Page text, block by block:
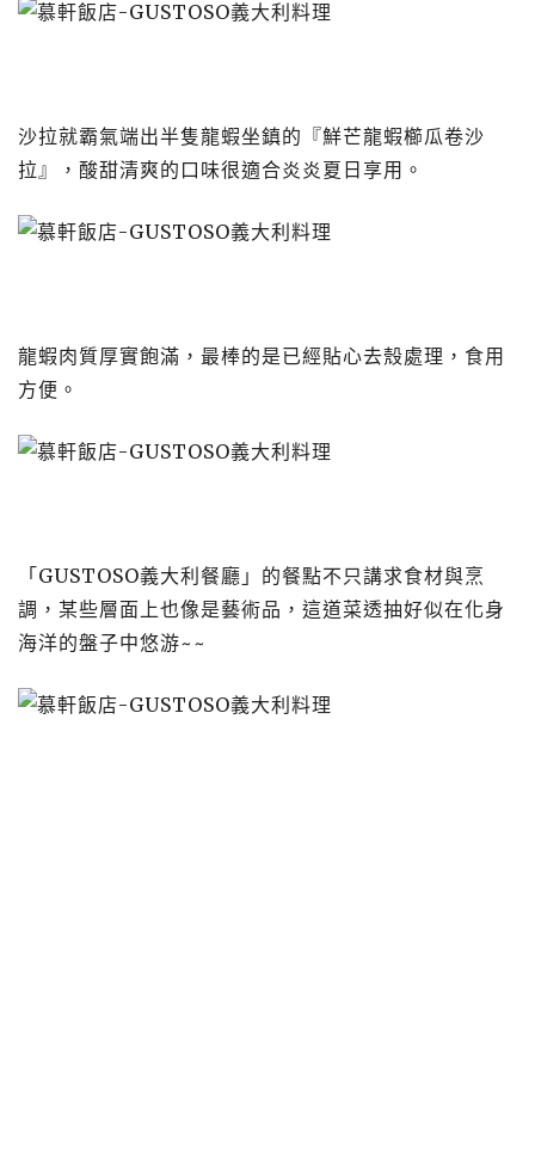
沙拉就霸氣端出半隻龍蝦坐鎮的『鮮芒龍蝦櫛瓜卷沙
拉』，酸甜清爽的口味很適合炎炎夏日享用。
龍蝦肉質厚實飽滿，最棒的是已經貼心去殼處理，食用
方便。
「GUSTOSO義大利餐廳」的餐點不只講求食材與烹
調，某些層面上也像是藝術品，這道菜透抽好似在化身
海洋的盤子中悠游~~